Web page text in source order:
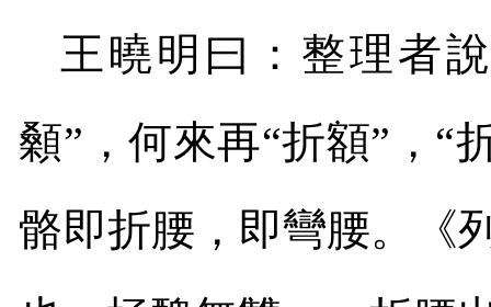
王曉明曰：整理者
顙”，何來再“折額”，“
骼即折腰，即彎腰。《